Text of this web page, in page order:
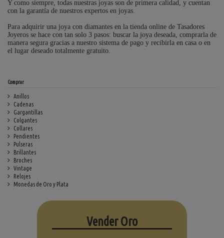
Y como siempre, todas nuestras joyas son de primera calidad, y cuentan
con la garantía de nuestros expertos en joyas.
Para adquirir una joya con diamantes en la tienda online de Tasadores
Joyeros se hace con tan solo 3 pasos: buscar la joya deseada, comprarla de
manera segura gracias a nuestro sistema de pago y recibirla en casa o en
el lugar deseado totalmente gratuito.
Comprar
Anillos
Cadenas
Gargantillas
Colgantes
Collares
Pendientes
Pulseras
Brillantes
Broches
Vintage
Relojes
Monedas de Oro y Plata
Vender Oro